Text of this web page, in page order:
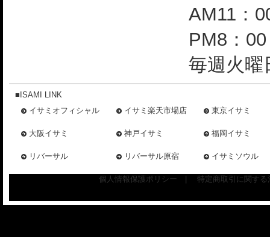
AM11：
PM8：
毎週火曜
■ISAMI LINK
イサミオフィシャル
イサミ楽天市場店 東京イサミ
大阪イサミ 神戸イサミ 福岡イサミ
リバーサル リバーサル原宿 イサミソウル
個人情報保護ポリシー 特定商取引に関す